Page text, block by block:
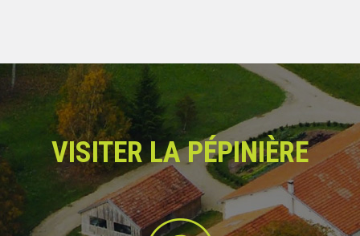
VISITER LA PÉPINIÈRE